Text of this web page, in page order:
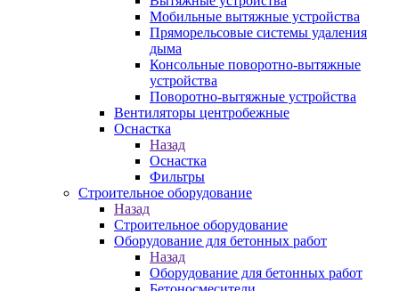
Мобильные вытяжные устройства
Пряморельсовые системы удаления
дыма
Консольные поворотно-вытяжные
устройства
Поворотно-вытяжные устройства
Вентиляторы центробежные
Оснастка
Назад
Оснастка
Фильтры
Строительное оборудование
Назад
Строительное оборудование
Оборудование для бетонных работ
Назад
Оборудование для бетонных работ